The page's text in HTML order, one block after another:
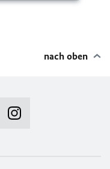
nach oben